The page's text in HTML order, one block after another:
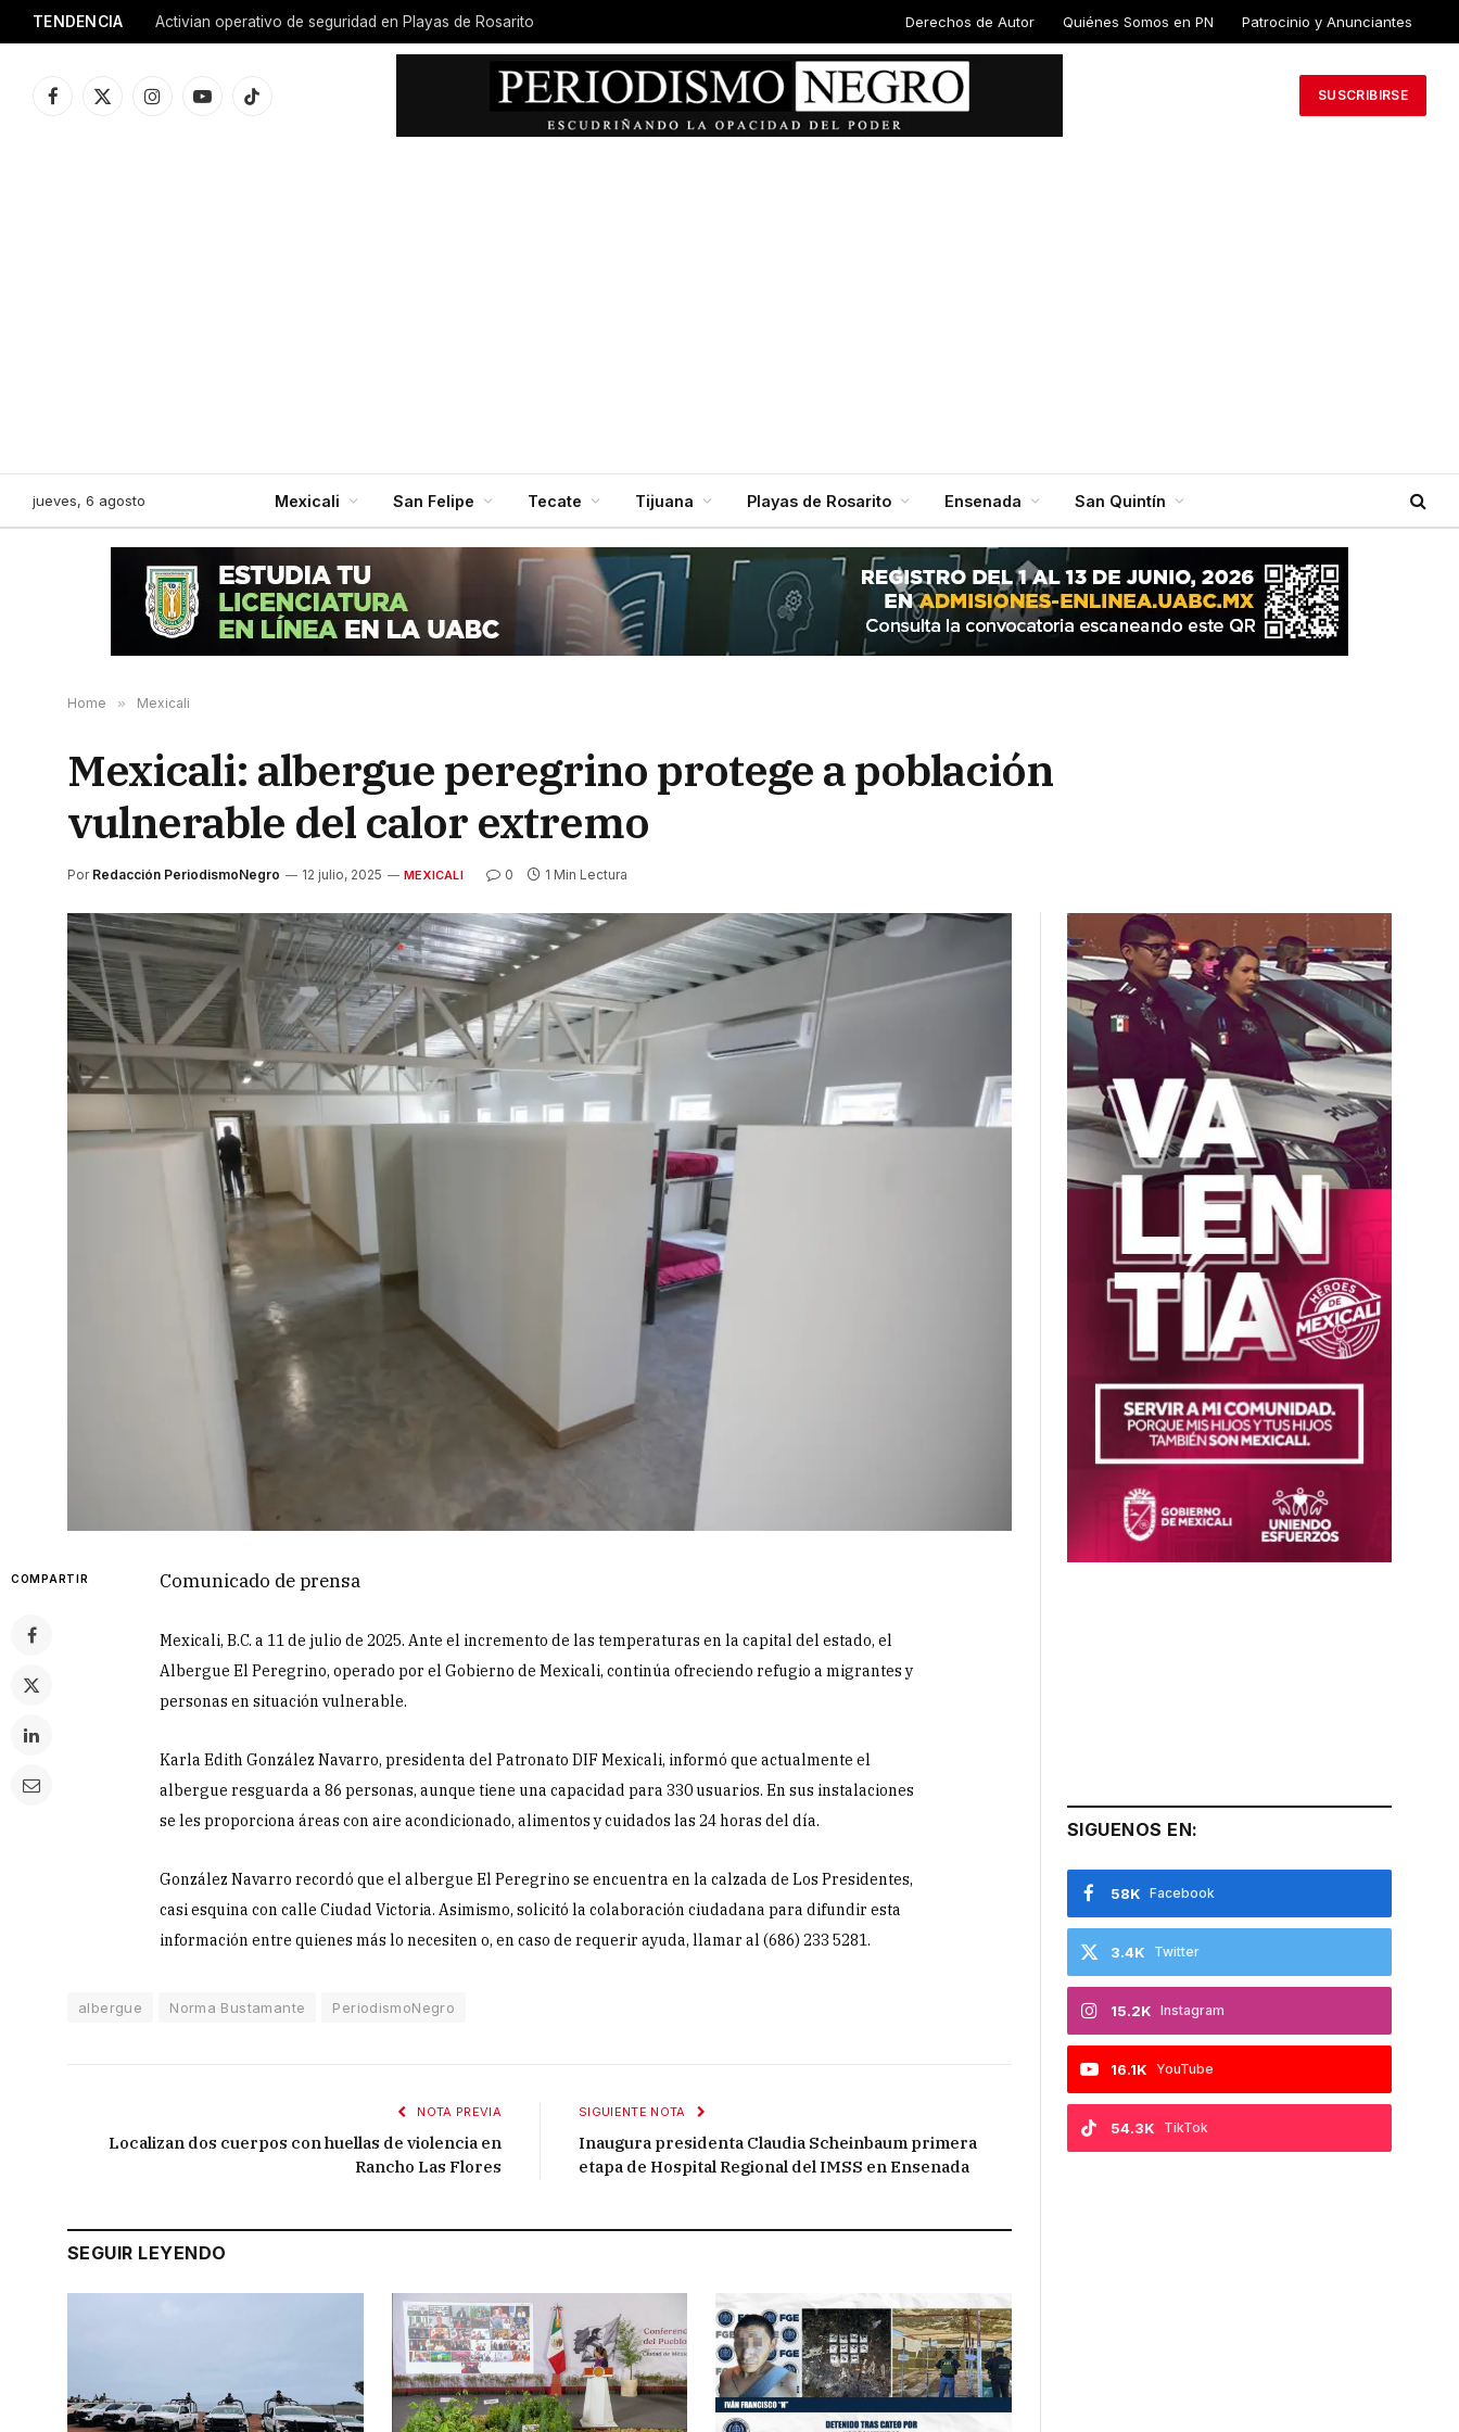
TENDENCIA Activian operativo de seguridad en Playas de Rosarito Derechos de Autor Quiénes Somos en PN Patrocinio y Anunciantes
Facebook
X
InstagramYouTubeTikTok
SUSCRIBIRSE
jueves, 6 agosto Mexicali San Felipe Tecate Tijuana Playas de Rosarito Ensenada San Quintín
Home » Mexicali
Mexicali: albergue peregrino protege a población
vulnerable del calor extremo
Por Redacción PeriodismoNegro 12 julio, 2025 MEXICALI 0 1 Min Lectura
COMPARTIR Comunicado de prensa
Mexicali, B.C. a 11 de julio de 2025. Ante el incremento de las temperaturas en la capital del estado, el
Albergue El Peregrino, operado por el Gobierno de Mexicali, continúa ofreciendo refugio a migrantes y
personas en situación vulnerable.
Karla Edith González Navarro, presidenta del Patronato DIF Mexicali, informó que actualmente el
albergue resguarda a 86 personas, aunque tiene una capacidad para 330 usuarios. En sus instalaciones
se les proporciona áreas con aire acondicionado, alimentos y cuidados las 24 horas del día.
González Navarro recordó que el albergue El Peregrino se encuentra en la calzada de Los Presidentes,
casi esquina con calle Ciudad Victoria. Asimismo, solicitó la colaboración ciudadana para difundir esta
información entre quienes más lo necesiten o, en caso de requerir ayuda, llamar al (686) 233 5281.
albergue Norma Bustamante PeriodismoNegro
NOTA PREVIA
Localizan dos cuerpos con huellas de violencia en
Rancho Las Flores
SIGUIENTE NOTA
Inaugura presidenta Claudia Scheinbaum primera
etapa de Hospital Regional del IMSS en Ensenada
SEGUIR LEYENDO
SIGUENOS EN:
Facebook
58K
Twitter
3.4K
Instagram
15.2K
YouTube
16.1K
TikTok
54.3K